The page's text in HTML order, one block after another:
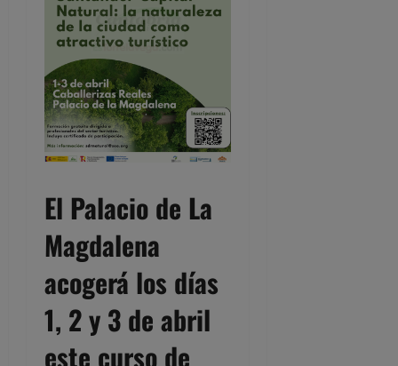
El Palacio de La
Magdalena
acogerá los días
1, 2 y 3 de abril
este curso de